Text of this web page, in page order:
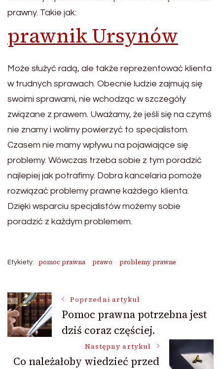
prawny. Takie jak:
prawnik Ursynów
Może służyć radą, ale także reprezentować klienta
w trudnych sprawach. Obecnie ludzie zajmują się
swoimi sprawami, nie wchodząc w szczegóły
związane z prawem. Uważamy, że jeśli się na czymś
nie znamy i wolimy powierzyć to specjalistom.
Czasem nie mamy wpływu na pojawiające się
problemy. Wówczas trzeba sobie z tym poradzić
najlepiej jak potrafimy. Dobra kancelaria pomoże
rozwiązać problemy prawne każdego klienta.
Dzięki wsparciu specjalistów możemy sobie
poradzić z każdym problemem.
Etykiety: pomoc prawna prawo problemy prawne
Nawigacja
wpisu
Poprzedni artykuł
Pomoc prawna potrzebna jest
dziś coraz częściej.
Następny artykuł
Co należałoby wiedzieć przed